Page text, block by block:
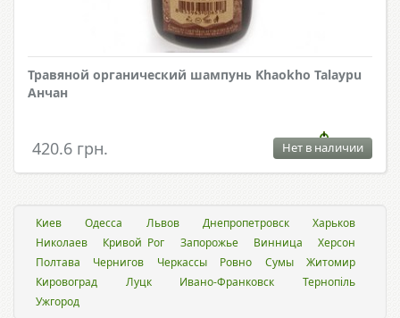
Травяной органический шампунь Khaokho Talaypu
Анчан
420.6 грн. Нет в наличии
Киев Одесса Львов Днепропетровск
Харьков
Николаев
Кривой Рог Запорожье Винница
Херсон
Полтава
Чернигов Черкассы Ровно Сумы
Житомир
Кировоград
Луцк Ивано-Франковск
Тернопіль
Ужгород